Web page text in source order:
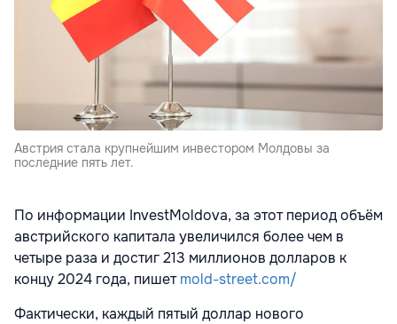
Австрия стала крупнейшим инвестором Молдовы за
последние пять лет.
По информации InvestMoldova, за этот период объём
австрийского капитала увеличился более чем в
четыре раза и достиг 213 миллионов долларов к
концу 2024 года, пишетmold-street.com/
Фактически, каждый пятый доллар нового